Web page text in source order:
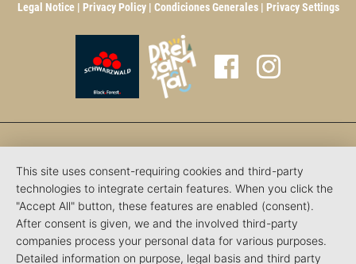
Legal Notice| Privacy Policy| Condiciones Generales| Privacy Settings
This site uses consent-requiring cookies and third-party
technologies to integrate certain features. When you click the
"Accept All" button, these features are enabled (consent).
After consent is given, we and the involved third-party
companies process your personal data for various purposes.
Detailed information on purpose, legal basis and third party